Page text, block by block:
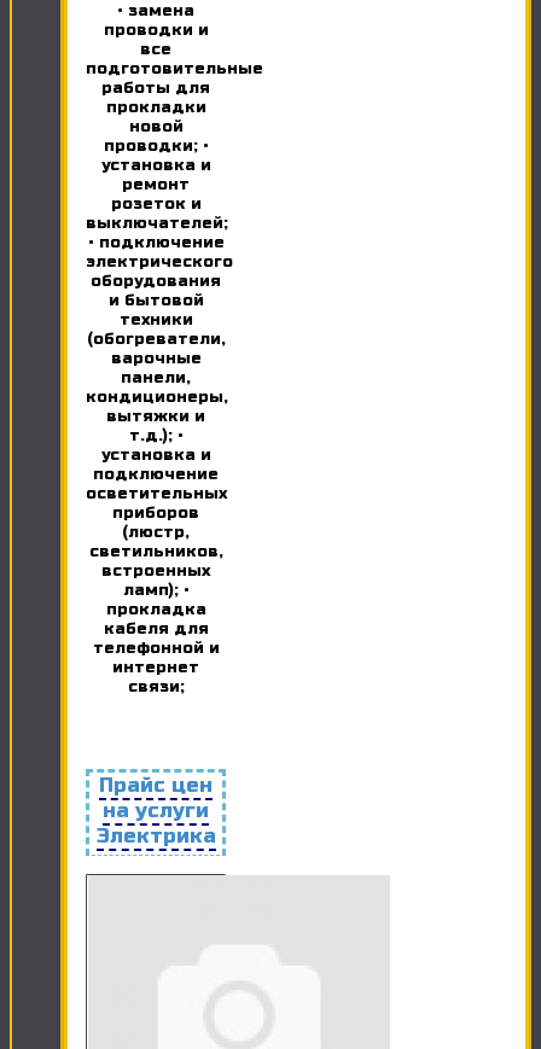
• замена
проводки и
все
подготовительные
работы для
прокладки
новой
проводки; •
установка и
ремонт
розеток и
выключателей;
• подключение
электрического
оборудования
и бытовой
техники
(обогреватели,
варочные
панели,
кондиционеры,
вытяжки и
т.д.); •
установка и
подключение
осветительных
приборов
(люстр,
светильников,
встроенных
ламп); •
прокладка
кабеля для
телефонной и
интернет
связи;
Прайс цен
на услуги
Электрика